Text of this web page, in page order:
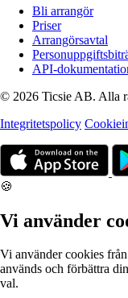
Bli arrangör
Priser
Arrangörsavtal
API-
© 2026 Ticsie AB. Alla
Integritetspolicy
🍪
Vi använder
Vi använder cookies
används och förbättra
val.